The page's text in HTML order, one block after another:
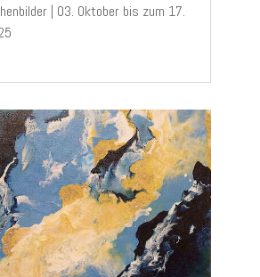
| 03. Oktober bis zum 17.